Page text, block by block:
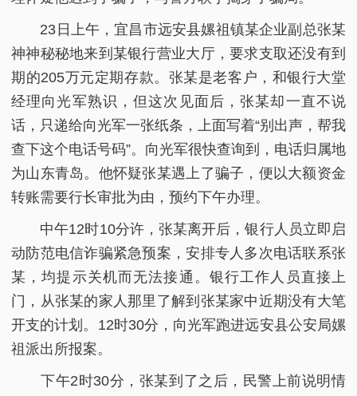
23日上午，宜昌市远安县嫘祖镇某企业副总张某
神神秘秘地来到某银行营业大厅，要求支取还没有到
期的205万元定期存款。张某是老客户，和银行大堂
经理向光军熟识，但这次见面后，张某却一直不说
话，只递给向光军一张纸条，上面写着“别出声，帮我
查下这个电话号码”。向光军很快查询到，电话归属地
为山东青岛。他怀疑张某遇上了骗子，便以大额资金
转账需要行长审批为由，预约下午办理。
中午12时10分许，张某离开后，银行人员立即启
动防范电信诈骗紧急预案，安排专人多次电话联系张
某，均提示关机而无法接通。银行工作人员直接上
门，从张某的家人那里了解到张某家中近期没有大笔
开支的计划。12时30分，向光军跑进远安县公安局嫘
祖派出所报案。
下午2时30分，张某到了之后，民警上前说明情